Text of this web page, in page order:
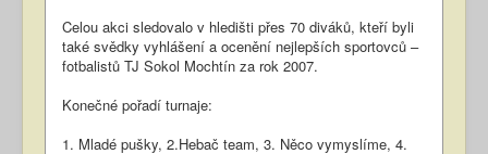
Celou akci sledovalo v hledišti přes 70 diváků, kteří byli
také svědky vyhlášení a ocenění nejlepších sportovců –
fotbalistů TJ Sokol Mochtín za rok 2007.
Konečné pořadí turnaje:
1. Mladé pušky, 2.Hebač team, 3. Něco vymyslíme, 4.